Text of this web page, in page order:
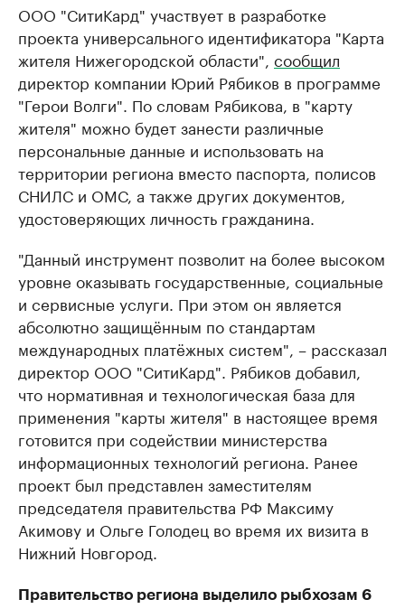
ООО "СитиКард" участвует в разработке
проекта универсального идентификатора "Карта
жителя Нижегородской области", сообщил
директор компании Юрий Рябиков в программе
"Герои Волги". По словам Рябикова, в "карту
жителя" можно будет занести различные
персональные данные и использовать на
территории региона вместо паспорта, полисов
СНИЛС и ОМС, а также других документов,
удостоверяющих личность гражданина.
"Данный инструмент позволит на более высоком
уровне оказывать государственные, социальные
и сервисные услуги. При этом он является
абсолютно защищённым по стандартам
международных платёжных систем", – рассказал
директор ООО "СитиКард". Рябиков добавил,
что нормативная и технологическая база для
применения "карты жителя" в настоящее время
готовится при содействии министерства​
информационных технологий региона. Ранее
проект был представлен заместителям
председателя правительства РФ Максиму
Акимову и Ольге Голодец во время их визита в
Нижний Новгород.
Правительство региона выделило рыбхозам 6